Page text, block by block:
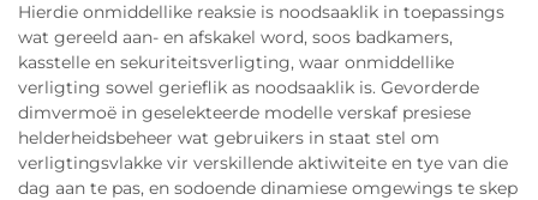
Hierdie onmiddellike reaksie is noodsaaklik in toepassings
wat gereeld aan- en afskakel word, soos badkamers,
kasstelle en sekuriteitsverligting, waar onmiddellike
verligting sowel gerieflik as noodsaaklik is. Gevorderde
dimvermoë in geselekteerde modelle verskaf presiese
helderheidsbeheer wat gebruikers in staat stel om
verligtingsvlakke vir verskillende aktiwiteite en tye van die
dag aan te pas, en sodoende dinamiese omgewings te skep